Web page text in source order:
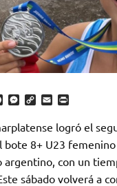
F
e
b
o
k
M
s
s
e
g
e
C
y
L
i
n
k
E
a
i
l
P
n
t
r
i
logró el
bote 8+ U23
argentino, con un
sábado volverá a